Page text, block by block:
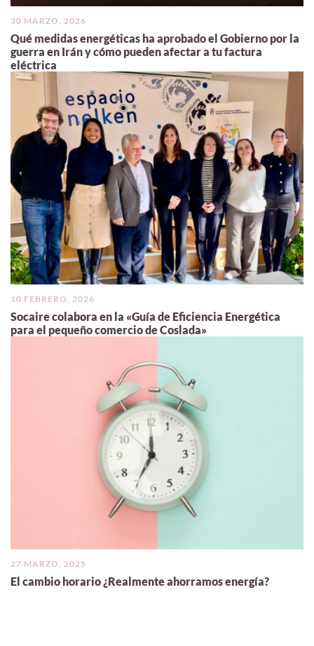
30 MARZO, 2026
Qué medidas energéticas ha aprobado el Gobierno por la
guerra en Irán y cómo pueden afectar a tu factura
eléctrica
10 FEBRERO, 2026
Socaire colabora en la «Guía de Eficiencia Energética
para el pequeño comercio de Coslada»
27 MARZO, 2025
El cambio horario ¿Realmente ahorramos energía?